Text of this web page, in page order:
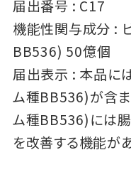
届出番号 : C17
機能性関与成分 :
BB536) 50億個
届出表示 : 本品に
ム種BB536)が含ま
ム種BB536)には腸
を改善する機能が